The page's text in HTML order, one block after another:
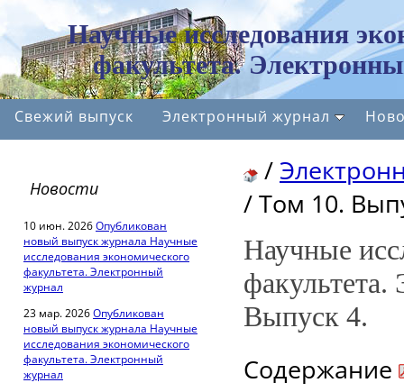
Научные исследования
факультета.
Свежий выпуск Электронный журнал
Новости
10 июн. 2026Опубликован
новый выпуск журнала Научные
исследования экономического
факультета. Электронный
журнал
23 мар. 2026Опубликован
новый выпуск журнала Научные
исследования экономического
факультета. Электронный
журнал
/
/Том 10.
Научные
Выпуск 4.
Содержание